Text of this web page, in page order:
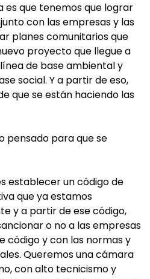
es que tenemos que lograr
con las empresas y las
planes comunitarios que
proyecto que llegue a
de base ambiental y
social. Y a partir de eso,
que se están haciendo las
pensado para que se
establecer un código de
que ya estamos
y a partir de ese código,
o no a las empresas
código y con las normas y
Queremos una cámara
con alto tecnicismo y